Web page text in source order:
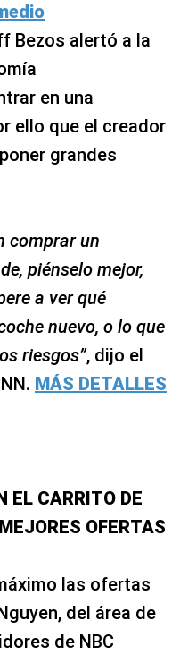
Bezos alertó a la
en una
ello que el creador
grandes
comprar un
piénselo mejor,
a ver qué
nuevo, o lo que
riesgos”, dijo el
MÁS DETALLES
EL CARRITO DE
OFERTAS
las ofertas
del área de
de NBC